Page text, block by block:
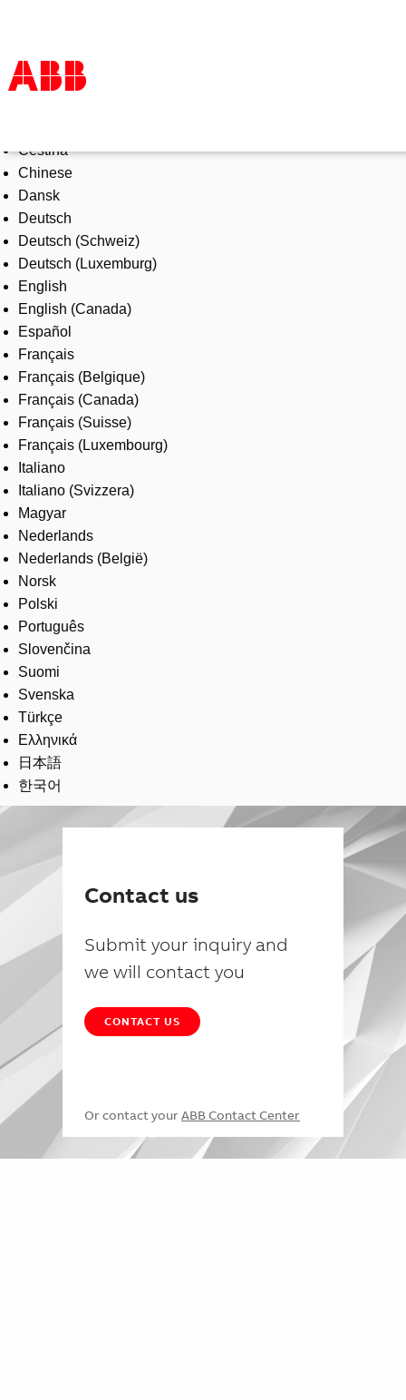
Products & Solutions
Industries
Services
About us
Where to buy
Contact us
Careers
Čeština
Chinese
Dansk
Deutsch
Deutsch (Schweiz)
Deutsch (Luxemburg)
English
English (Canada)
Español
Français
Français (Belgique)
Français (Canada)
Français (Suisse)
Français (Luxembourg)
Italiano
Italiano (Svizzera)
Magyar
Nederlands
Nederlands (België)
Norsk
Polski
Português
Slovenčina
Suomi
Svenska
Türkçe
Ελληνικά
日本語
한국어
Contact us
Submit your inquiry and
we will contact you
CONTACT US
Or contact your ABB Contact Center